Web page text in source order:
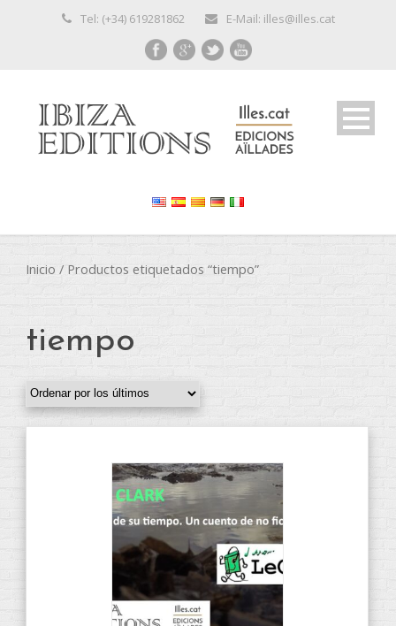
Tel: (+34) 619281862 E-Mail: illes@illes.cat
Inicio / Productos etiquetados “tiempo”
tiempo